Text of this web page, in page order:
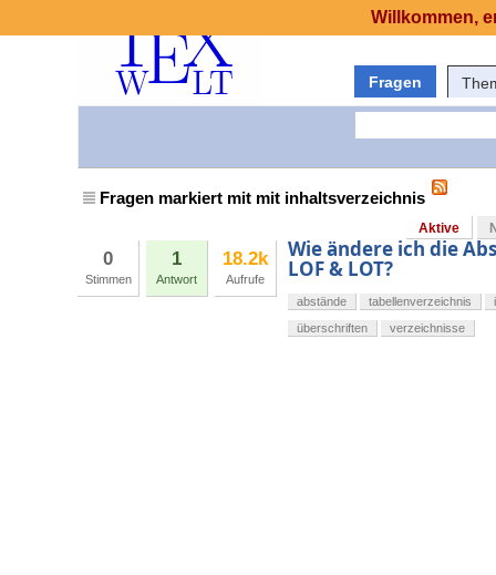
Fragen
Fragen markiert mit mit inhaltsverzeichnis
Aktive
0
Stimmen
1
Antwort
18.2k
Aufrufe
Wie ändere ich die
LOF & LOT?
abstände tabellenverzeichnis
überschriften
verzeichnisse
Willkommen,